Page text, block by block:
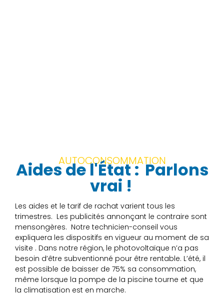
AUTOCONSOMMATION
Aides de l'État :Parlons
vrai !
Les aides et le tarif de rachat varient tous les
trimestres. Les publicités annonçant le contraire sont
mensongères. Notre technicien-conseil vous
expliquera les dispositifs en vigueur au moment de sa
visite . Dans notre région, le photovoltaïque n’a pas
besoin d’être subventionné pour être rentable. L’été, il
est possible de baisser de 75% sa consommation,
même lorsque la pompe de la piscine tourne et que
la climatisation est en marche.